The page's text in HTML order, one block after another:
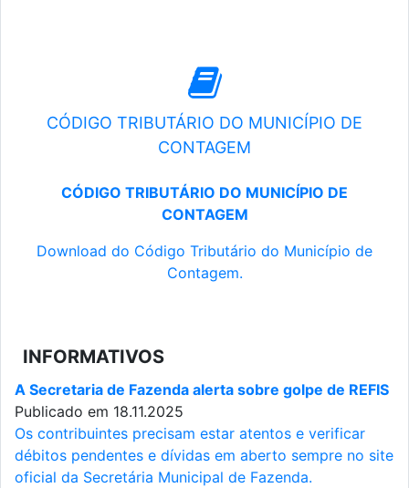
CÓDIGO TRIBUTÁRIO DO MUNICÍPIO DE
CONTAGEM
CÓDIGO TRIBUTÁRIO DO MUNICÍPIO DE
CONTAGEM
Download do Código Tributário do Município de
Contagem.
INFORMATIVOS
A Secretaria de Fazenda alerta sobre golpe de REFIS
Publicado em 18.11.2025
Os contribuintes precisam estar atentos e verificar
débitos pendentes e dívidas em aberto sempre no site
oficial da Secretária Municipal de Fazenda.